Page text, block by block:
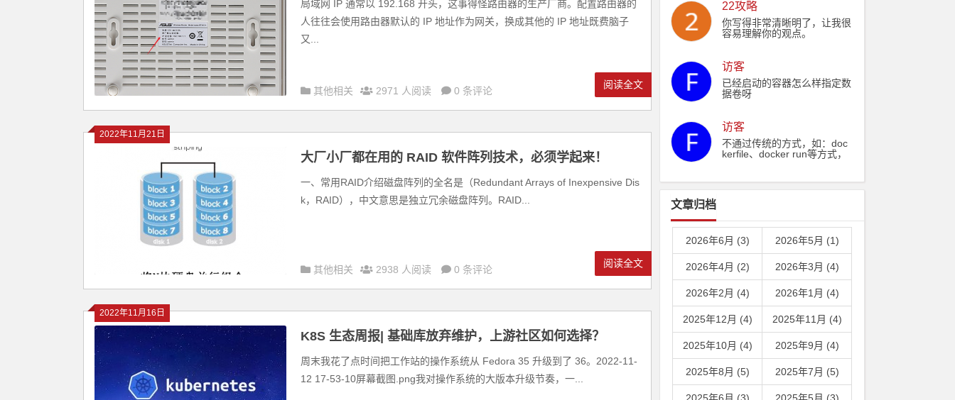
局域网 IP 通常以 192.168 开头，这事得怪路由器的生产厂商。配置路由器的
人往往会使用路由器默认的 IP 地址作为网关，换成其他的 IP 地址既费脑子
又...
其他相关 2971 人阅读 0 条评论
阅读全文
2022年11月21日
大厂小厂都在用的 RAID 软件阵列技术，必须学起来！
一、常用RAID介绍磁盘阵列的全名是（Redundant Arrays of Inexpensive Dis
k，RAID），中文意思是独立冗余磁盘阵列。RAID...
其他相关 2938 人阅读 0 条评论
阅读全文
2022年11月16日
K8S 生态周报| 基础库放弃维护，上游社区如何选择？
周末我花了点时间把工作站的操作系统从 Fedora 35 升级到了 36。2022-11-
12 17-53-10屏幕截图.png我对操作系统的大版本升级节奏，一...
安装pm2总是失败问题 echo
"RUN yarn config set registr
y https://registry.npm.taoba
y" ˃˃ ./Dockerfile echo "RUN
yarn && yarn global add pm
2" ˃˃ ./Dockerfile echo "COP
Y ./output/dist/html /usr/shar
onf /etc/nginx/nginx.conf" ˃˃
./Dockerfile echo "RUN wher
eis nginx" ˃˃ ./Dockerfile ec
ho "EXPOSE 8000" ˃˃ ./Doc
process.json && nginx -g 'da
emon off;'" ˃˃ ./Dockerfile
22攻略
你写得非常清晰明了，让我很
容易理解你的观点。
访客
已经启动的容器怎么样指定数
据卷呀
访客
不通过传统的方式，如：doc
kerfile、docker run等方式，
文章归档
2026年6月 (3) 2026年5月 (1)
2026年4月 (2) 2026年3月 (4)
2026年2月 (4) 2026年1月 (4)
2025年12月 (4) 2025年11月 (4)
2025年10月 (4) 2025年9月 (4)
2025年8月 (5) 2025年7月 (5)